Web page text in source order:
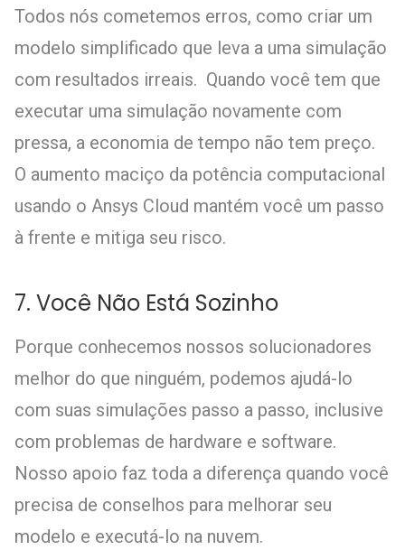
Todos nós cometemos erros, como criar um
modelo simplificado que leva a uma simulação
com resultados irreais. Quando você tem que
executar uma simulação novamente com
pressa, a economia de tempo não tem preço.
O aumento maciço da potência computacional
usando o Ansys Cloud mantém você um passo
à frente e mitiga seu risco.
7. Você Não Está Sozinho
Porque conhecemos nossos solucionadores
melhor do que ninguém, podemos ajudá-lo
com suas simulações passo a passo, inclusive
com problemas de hardware e software.
Nosso apoio faz toda a diferença quando você
precisa de conselhos para melhorar seu
modelo e executá-lo na nuvem.